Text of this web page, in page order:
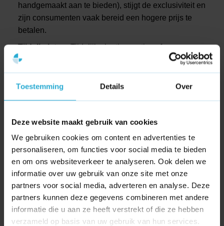
Toestemming Details Over
Deze website maakt gebruik van cookies
We gebruiken cookies om content en advertenties te
personaliseren, om functies voor social media te bieden
en om ons websiteverkeer te analyseren. Ook delen we
informatie over uw gebruik van onze site met onze
partners voor social media, adverteren en analyse. Deze
partners kunnen deze gegevens combineren met andere
informatie die u aan ze heeft verstrekt of die ze hebben
verzameld op basis van uw gebruik van hun services.
handgemaakt aan te bieden), stijgt de exclusiviteit en
zijn consumenten vaak bereid een hogere prijs te
betalen.
Tijdslimieten:Tijdelijke kortingsacties of
dagaanbiedingen creëren een gevoel van urgentie. Dit
zet de consument aan om direct te handelen, uit angst
om de boot te missen (FOMO – Fear Of Missing Out).
Toegangsbeperkingen:Door bijvoorbeeld een
werken met een wachtlijst, krijgt een dienst een
exclusief karakter, wat de aantrekkingskracht enorm
vergroot.